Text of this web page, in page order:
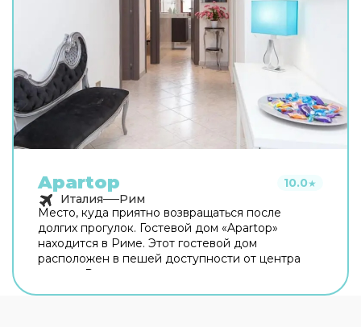
Apartop 10.0★
Италия
Рим
Место, куда приятно возвращаться после
долгих прогулок. Гостевой дом «Apartop»
находится в Риме. Этот гостевой дом
расположен в пешей доступности от центра
города. Рядом с гостевым домом можно